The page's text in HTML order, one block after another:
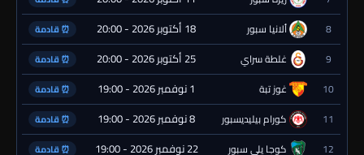
8 ألانيا سبور 18 أكتوبر 2026 - 20:00 ⏰ قادمة
9 غلطة سراي 25 أكتوبر 2026 - 20:00 ⏰ قادمة
10 غوز تبة 1 نوفمبر 2026 - 19:00 ⏰ قادمة
11 كورام بيليديسبور 8 نوفمبر 2026 - 19:00 ⏰ قادمة
12 كوجا يلي سبور 22 نوفمبر 2026 - 19:00 ⏰ قادمة